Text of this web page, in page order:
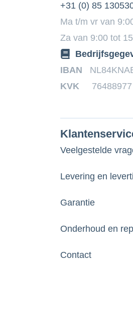
+31 (0) 85
Ma t/m vr van
Za van 9:00 tot
IBAN
KVK 76488977
Veelgestelde
Levering en
Garantie
Onderhoud en
Contact